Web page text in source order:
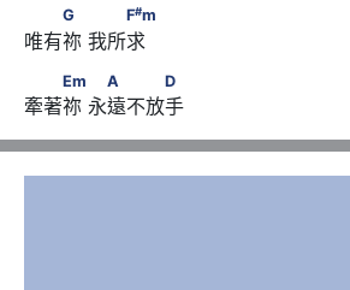
G　      　　F
G F#m
唯有祢 我所求
Em　      　A　　　D
Em A D
牽著祢 永遠不放手